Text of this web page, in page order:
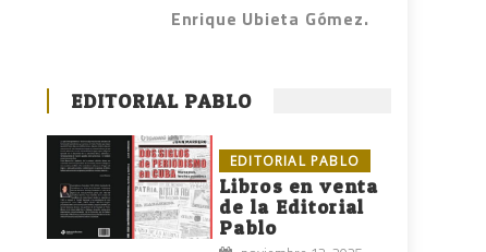
Enrique Ubieta Gómez.
EDITORIAL PABLO
EDITORIAL PABLO
Libros en venta
de la Editorial
Pablo